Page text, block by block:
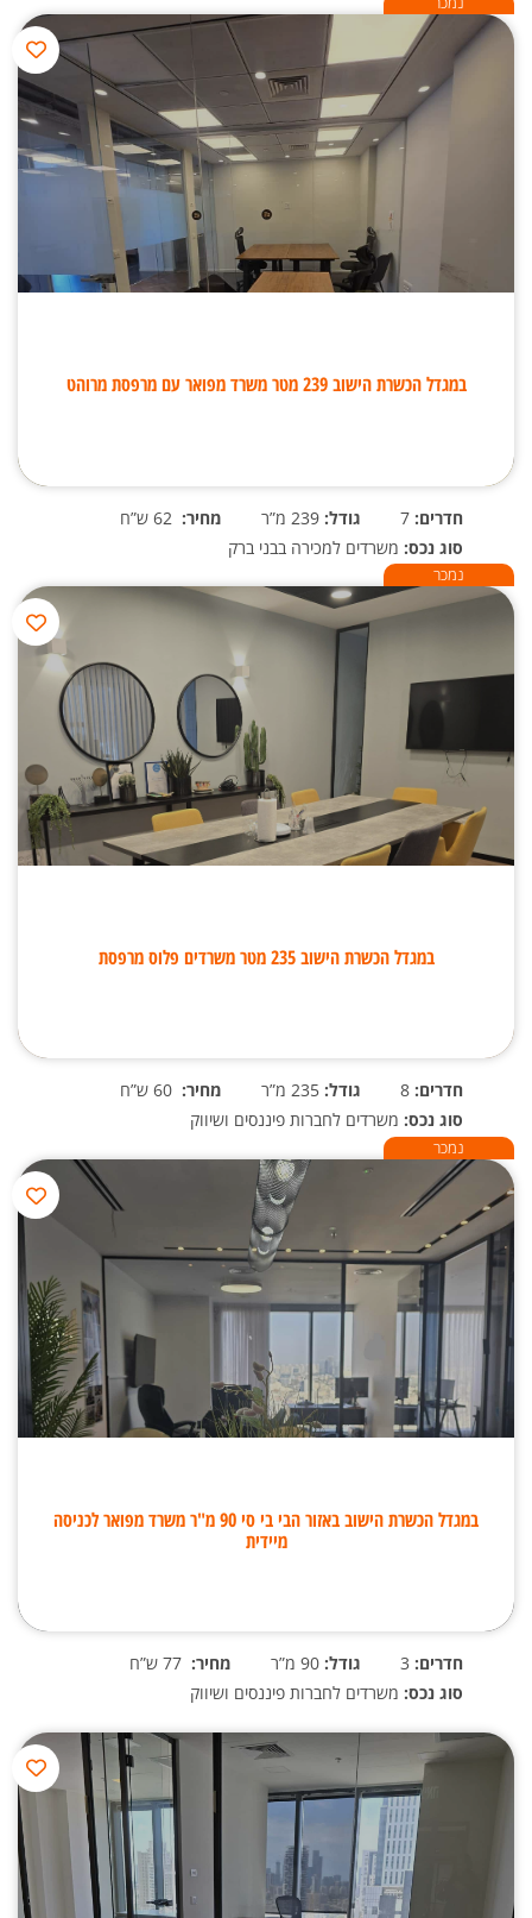
במגדל הכשרת הישוב 239 מטר משרד מפואר עם מרפסת מרוהט
חדרים: גודל: מחיר:
סוג נכס: משרדים למכירה בבני ברק
נמכר
במגדל הכשרת הישוב 235 מטר משרדים פלוס מרפסת
חדרים: גודל: מחיר:
סוג נכס: משרדים לחברות פיננסים ושיווק
נמכר
במגדל הכשרת הישוב באזור הבי בי סי 90 מ"ר משרד מפואר לכניסה
מיידית
חדרים: גודל: מחיר:
סוג נכס: משרדים לחברות פיננסים ושיווק